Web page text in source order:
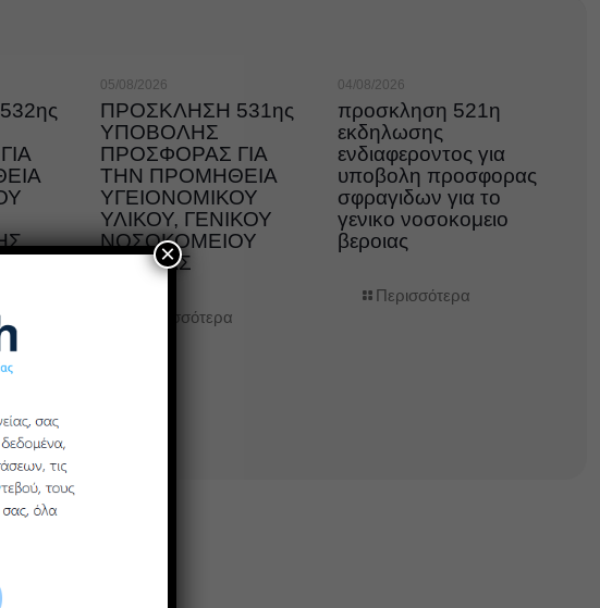
05/08/2026
ΠΡΟΣΚΛΗΣΗ 531ης
ΥΠΟΒΟΛΗΣ
ΠΡΟΣΦΟΡΑΣ ΓΙΑ
ΤΗΝ ΠΡΟΜΗΘΕΙΑ
ΥΓΕΙΟΝΟΜΙΚΟΥ
ΥΛΙΚΟΥ, ΓΕΝΙΚΟΥ
ΝΟΣΟΚΟΜΕΙΟΥ
ΒΕΡΟΙΑΣ
Περισσότερα
04/08/2026
προσκληση 521η
εκδηλωσης
ενδιαφεροντος για
υποβολη προσφορας
σφραγιδων για το
γενικο νοσοκομειο
βεροιας
Περισσότερα
×